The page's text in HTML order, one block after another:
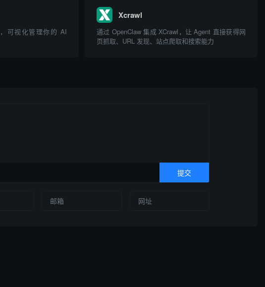
可视化管理你的 AI
Xcrawl
通过 OpenClaw 集成 XCrawl，让 Agent 直接获得网
页抓取、URL 发现、站点爬取和搜索能力